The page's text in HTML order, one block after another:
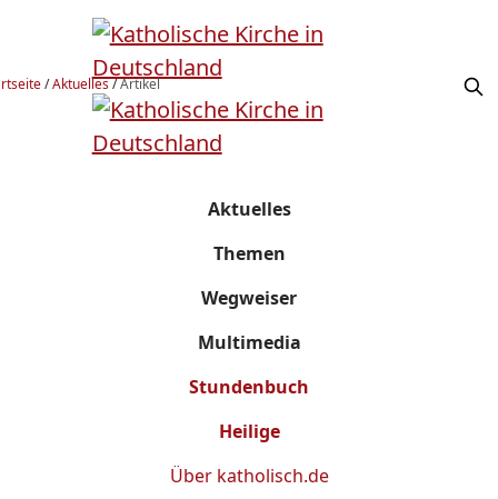
/Aktuelles/Artikel
Aktuelles
Themen
Wegweiser
Multimedia
Stundenbuch
Heilige
Über katholisch.de